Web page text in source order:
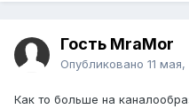
Гость MraMor
Опубликовано 11 мая,
Как то больше на